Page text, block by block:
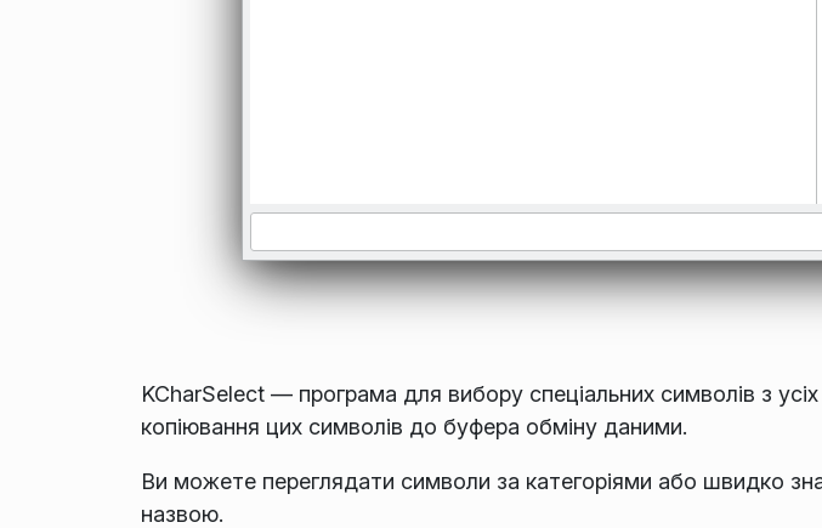
KCharSelect — програма для вибору спеціальних символів з
копіювання цих символів до буфера обміну даними.
Ви можете переглядати символи за категоріями або швидко
назвою.